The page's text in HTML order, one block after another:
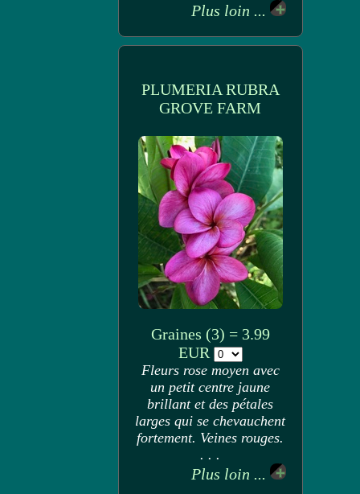
Plus loin ...
PLUMERIA RUBRA
GROVE FARM
Graines (3) = 3.99
EUR
Fleurs rose moyen avec
un petit centre jaune
brillant et des pétales
larges qui se chevauchent
fortement. Veines rouges.
. . .
Plus loin ...